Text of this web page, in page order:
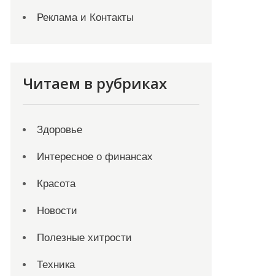
Реклама и Контакты
Читаем в рубриках
Здоровье
Интересное о финансах
Красота
Новости
Полезные хитрости
Техника